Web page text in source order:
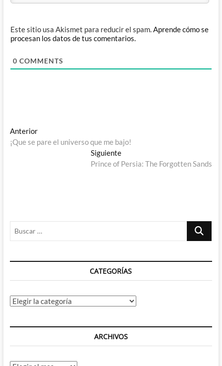
Este sitio usa Akismet para reducir el spam.Aprende cómo se
procesan los datos de tus comentarios.
0 COMMENTS
Navegación
de
AnteriorEntrada
anterior:
¡Que se pare el universo que me bajo!
SiguienteEntrada
siguiente:
Prince of Persia: The Forgotten Sands
Buscar
CATEGORÍAS
Categorías
ARCHIVOS